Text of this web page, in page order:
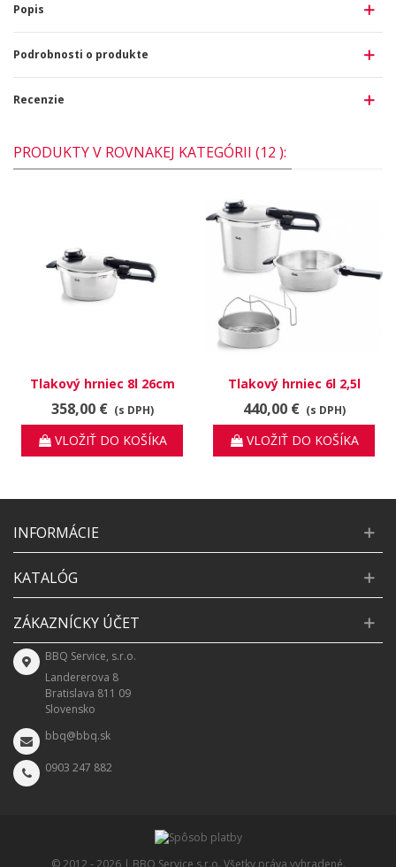
Popis
Podrobnosti o produkte
Recenzie
PRODUKTY V ROVNAKEJ KATEGÓRII (12 ):
Tlakový hrniec 8l 26cm
Vitavit Premium
358,00 € (s DPH)
VLOŽIŤ DO KOŠÍKA
Tlakový hrniec 6l 2,5l
Vitavit Premium
440,00 € (s DPH)
VLOŽIŤ DO KOŠÍKA
INFORMÁCIE
KATALÓG
ZÁKAZNÍCKY ÚČET
BBQ Service, s.r.o.
Landererova 8
Bratislava 811 09
Slovensko
bbq@bbq.sk
0903 247 882
© 2012 - 2026 | BBQ Service s.r.o. Všetky práva vyhradené.